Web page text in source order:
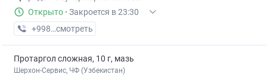
Открыто · Закроется в 23:30
+998 (94) XXX-XX-XX
смотреть
Протаргол сложная, 10 г, мазь
Шерхон-Сервис, ЧФ (Узбекистан)